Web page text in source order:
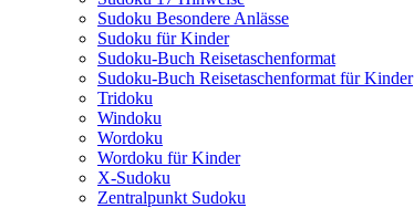
Sudoku Besondere Anlässe
Sudoku für Kinder
Sudoku-Buch Reisetaschenformat
Sudoku-Buch Reisetaschenformat für Kinder
Tridoku
Windoku
Wordoku
Wordoku für Kinder
X-Sudoku
Zentralpunkt Sudoku